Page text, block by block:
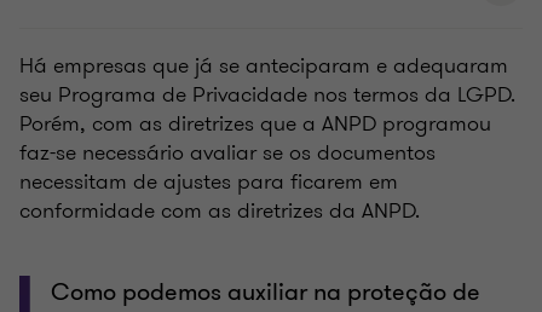
Há empresas que já se anteciparam e adequaram
seu Programa de Privacidade nos termos da LGPD.
Porém, com as diretrizes que a ANPD programou
faz-se necessário avaliar se os documentos
necessitam de ajustes para ficarem em
conformidade com as diretrizes da ANPD.
Como podemos auxiliar na proteção de